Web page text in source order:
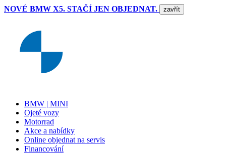
NOVÉ BMW X5. STAČÍ JEN OBJEDNAT. zavřít
BMW | MINI
Ojeté vozy
Motorrad
Akce a nabídky
Online objednat na servis
Financování